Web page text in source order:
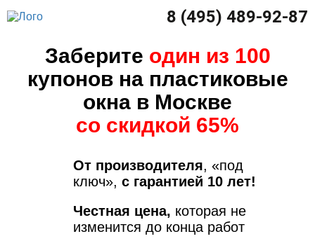
8 (495) 489-92-87
Заберите один из 100
купонов на пластиковые
окна в Москве
со скидкой 65%
От производителя, «под
ключ», с гарантией 10 лет!
Честная цена, которая не
изменится до конца работ